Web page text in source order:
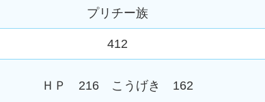
プリチー族
412
ＨＰ 216 こうげき 162